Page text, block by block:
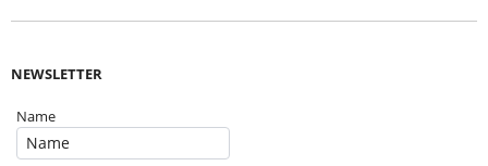
NEWSLETTER
Name